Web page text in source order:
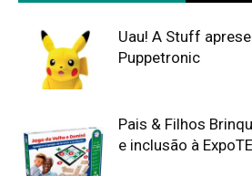
Uau! A Stuff
Puppetronic
Pais & Filhos
e inclusão à